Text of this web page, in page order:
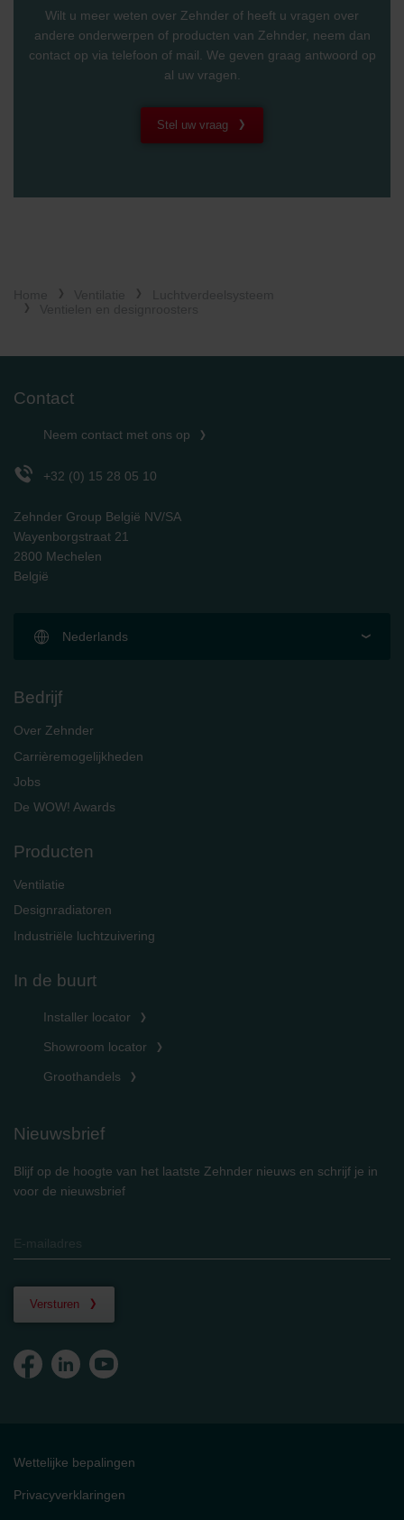
Wilt u meer weten over Zehnder of heeft u vragen over
andere onderwerpen of producten van Zehnder, neem dan
contact op via telefoon of mail. We geven graag antwoord op
al uw vragen.
Stel uw vraag
Contact
Neem contact met ons op
+32 (0) 15 28 05 10
Zehnder Group België NV/SA
Wayenborgstraat 21
2800 Mechelen
België
Nederlands
Bedrijf
Over Zehnder
Carrièremogelijkheden
Jobs
De WOW! Awards
Producten
Ventilatie
Designradiatoren
Industriële luchtzuivering
In de buurt
Installer locator
Showroom locator
Groothandels
Nieuwsbrief
Blijf op de hoogte van het laatste Zehnder nieuws en schrijf je in
voor de nieuwsbrief
Versturen
Wettelijke bepalingen
Privacyverklaringen